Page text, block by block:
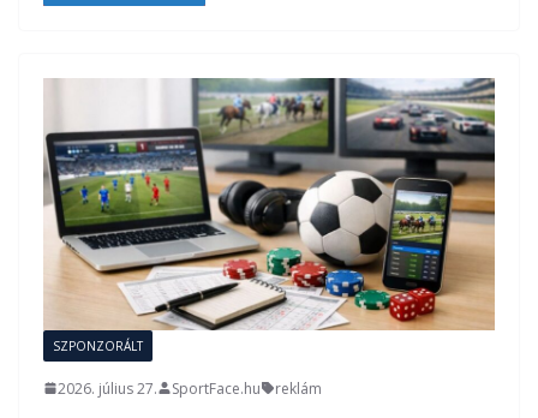
SZPONZORÁLT
2026. július 27. SportFace.hu reklám